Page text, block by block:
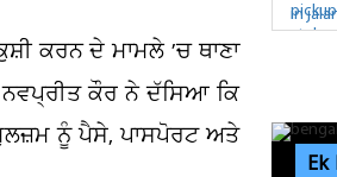
ਕਰਨ ਦੇ ਮਾਮਲੇ ’ਚ ਥਾਣਾ
ਨਵਪ੍ਰੀਤ ਕੌਰ ਨੇ ਦੱਸਿਆ ਕਿ
ਨੂੰ ਪੈਸੇ, ਪਾਸਪੋਰਟ ਅਤੇ
Ek